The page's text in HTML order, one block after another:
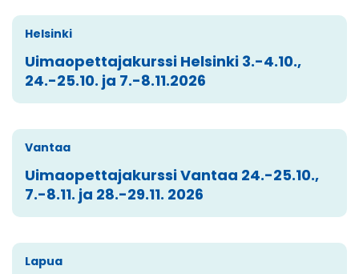
Helsinki
Uimaopettajakurssi Helsinki 3.-4.10.,
24.-25.10. ja 7.-8.11.2026
Vantaa
Uimaopettajakurssi Vantaa 24.-25.10.,
7.-8.11. ja 28.-29.11. 2026
Lapua